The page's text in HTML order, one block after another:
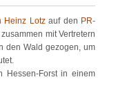
Heinz Lotzauf den PR-
mit Vertretern
den Wald gezogen, um
Hessen-Forst in einem